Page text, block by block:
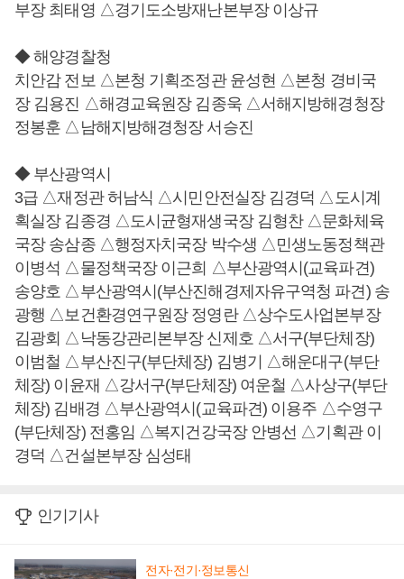
부장 최태영 △경기도소방재난본부장 이상규
◆ 해양경찰청
치안감 전보 △본청 기획조정관 윤성현 △본청 경비국
장 김용진 △해경교육원장 김종욱 △서해지방해경청장
정봉훈 △남해지방해경청장 서승진
◆ 부산광역시
3급 △재정관 허남식 △시민안전실장 김경덕 △도시계
획실장 김종경 △도시균형재생국장 김형찬 △문화체육
국장 송삼종 △행정자치국장 박수생 △민생노동정책관
이병석 △물정책국장 이근희 △부산광역시(교육파견)
송양호 △부산광역시(부산진해경제자유구역청 파견) 송
광행 △보건환경연구원장 정영란 △상수도사업본부장
김광회 △낙동강관리본부장 신제호 △서구(부단체장)
이범철 △부산진구(부단체장) 김병기 △해운대구(부단
체장) 이윤재 △강서구(부단체장) 여운철 △사상구(부단
체장) 김배경 △부산광역시(교육파견) 이용주 △수영구
(부단체장) 전홍임 △복지건강국장 안병선 △기획관 이
경덕 △건설본부장 심성태
인기기사
전자·전기·정보통신